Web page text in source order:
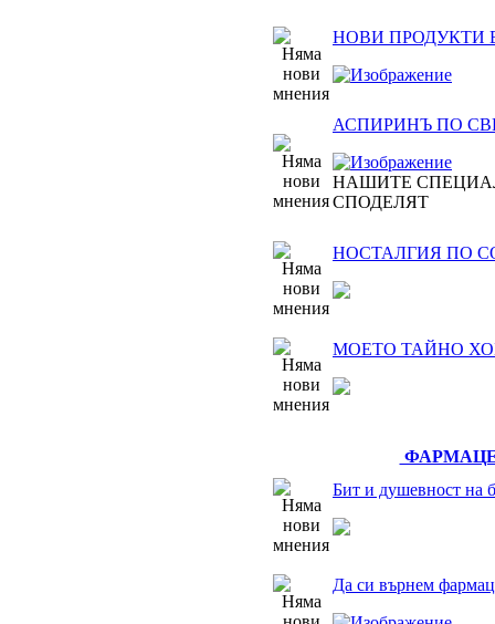
НОВИ ПРОДУКТИ
АСПИРИНЪ ПО
НАШИТЕ
СПОДЕЛЯТ
НОСТАЛГИЯ ПО
МОЕТО ТАЙНО
Бит и душевност на
Да си върнем